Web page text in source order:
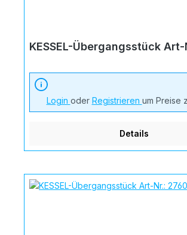
KESSEL-Übergangsstück Art-
Login oder Registrieren um Preise
Details